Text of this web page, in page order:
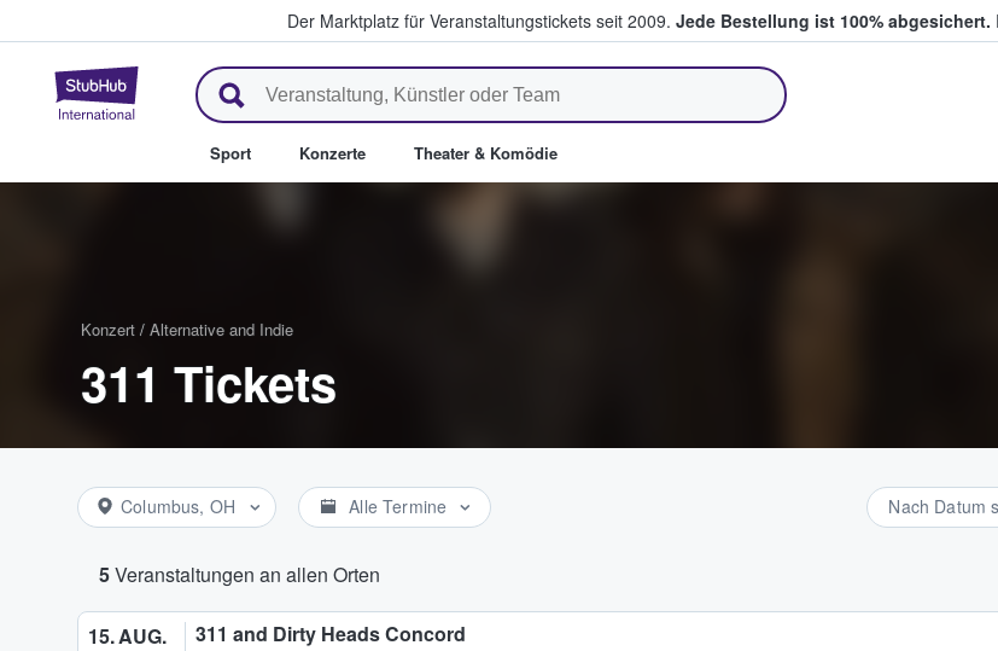
Der Marktplatz für Veranstaltungstickets seit 2009. Jede Bestellung ist 100% abgesichert.
StubHub - Wo Fans Tickets kaufen & verkaufen
Sport Konzerte Theater & Komödie
Konzert / Alternative and Indie
311 Tickets
Columbus, OH Alle Termine Nach Datum
5Veranstaltungen an allen Orten
15. AUG. 311 and Dirty Heads Concord